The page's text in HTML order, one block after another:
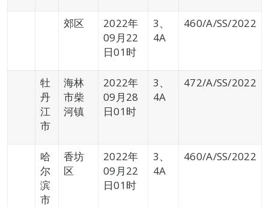
郊区
2022年
09月22
日01时
3、
4A
460/A/SS/2022
牡
丹
江
市
海林
市柴
河镇
2022年
09月28
日01时
3、
4A
472/A/SS/2022
哈
尔
滨
市
香坊
区
2022年
09月22
日01时
3、
4A
460/A/SS/2022